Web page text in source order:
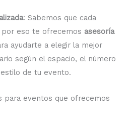
: Sabemos que cada
por eso te ofrecemos asesoría
ayudarte a elegir la mejor
según el espacio, el número
de tu evento.
para eventos que ofrecemos